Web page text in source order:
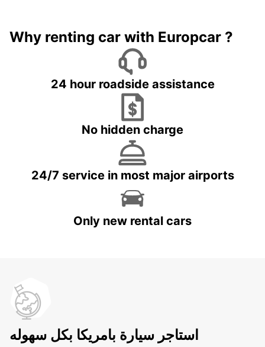
Why renting car with Europcar ?
24 hour roadside assistance
No hidden charge
24/7 service in most major airports
Only new rental cars
استاجر سيارة بامريكا بكل سهوله